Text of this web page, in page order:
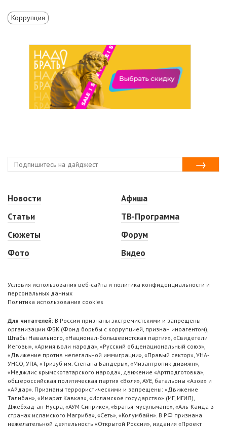
Коррупция
Новости
Статьи
Сюжеты
Фото
Афиша
ТВ-Программа
Форум
Видео
Условия использования веб-сайта и политика конфиденциальности и
персональных данных
Политика использования cookies
Для читателей: В России признаны экстремистскими и запрещены
организации ФБК (Фонд борьбы с коррупцией, признан иноагентом),
Штабы Навального, «Национал-большевистская партия», «Свидетели
Иеговы», «Армия воли народа», «Русский общенациональный союз»,
«Движение против нелегальной иммиграции», «Правый сектор», УНА-
УНСО, УПА, «Тризуб им. Степана Бандеры», «Мизантропик дивижн»,
«Меджлис крымскотатарского народа», движение «Артподготовка»,
общероссийская политическая партия «Воля», АУЕ, батальоны «Азов» и
«Айдар». Признаны террористическими и запрещены: «Движение
Талибан», «Имарат Кавказ», «Исламское государство» (ИГ, ИГИЛ),
Джебхад-ан-Нусра, «АУМ Синрике», «Братья-мусульмане», «Аль-Каида в
странах исламского Магриба», «Сеть», «Колумбайн». В РФ признана
нежелательной деятельность «Открытой России», издания «Проект